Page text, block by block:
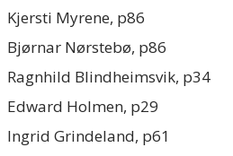
Kjersti Myrene, p86
Bjørnar Nørstebø, p86
Ragnhild Blindheimsvik, p34
Edward Holmen, p29
Ingrid Grindeland, p61